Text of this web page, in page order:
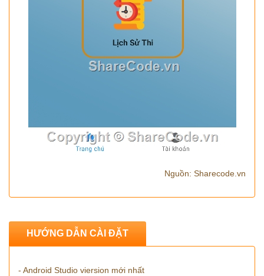
Nguồn: Sharecode.vn
HƯỚNG DẪN CÀI ĐẶT
- Android Studio viersion mới nhất